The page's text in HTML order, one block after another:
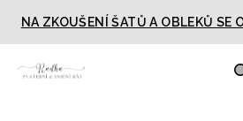
obsah
NA ZKOUŠENÍ ŠATŮ A OBLEKŮ SE